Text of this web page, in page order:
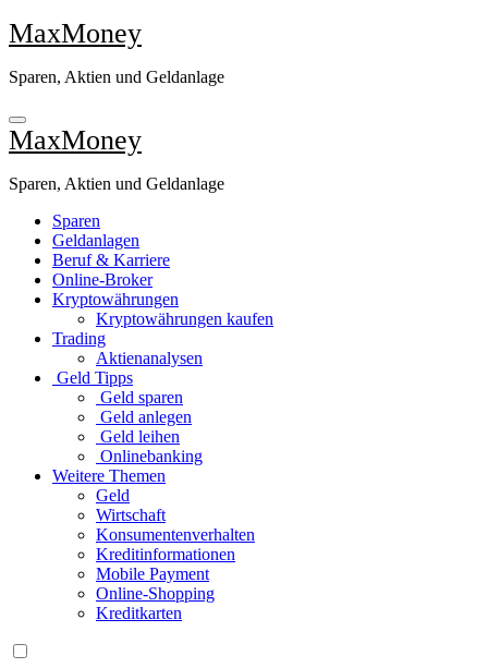
Zu
Inhalten
MaxMoney
Sparen, Aktien und Geldanlage
MaxMoney
Sparen, Aktien und Geldanlage
Sparen
Geldanlagen
Beruf & Karriere
Online-Broker
Kryptowährungen
Kryptowährungen kaufen
Trading
Aktienanalysen
Geld Tipps
Geld sparen
Geld anlegen
Geld leihen
Onlinebanking
Weitere Themen
Geld
Wirtschaft
Konsumentenverhalten
Kreditinformationen
Mobile Payment
Online-Shopping
Kreditkarten